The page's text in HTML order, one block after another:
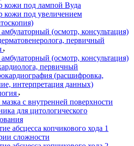
кожи под лампой Вуда
кожи под увеличением
(осмотр, консультация)
первичный
(осмотр, консультация)
первичный
(расшифровка,
интерпретация данных)
мазка с внутренней поверхности
для цитологического
абсцесса копчикового хода 1
сложности